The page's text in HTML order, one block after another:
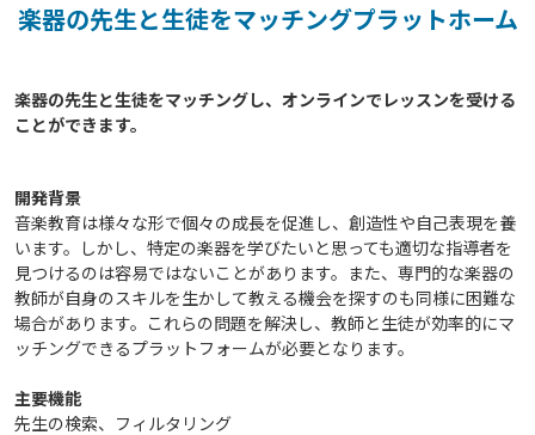
楽器の先生と生徒をマッチングプラットホーム
楽器の先生と生徒をマッチングし、オンラインでレッスンを受ける
開発背景
音楽教育は様々な形で個々の成長を促進し、創造性や自己表現を養
います。しかし、特定の楽器を学びたいと思っても適切な指導者を
見つけるのは容易ではないことがあります。また、専門的な楽器の
教師が自身のスキルを生かして教える機会を探すのも同様に困難な
場合があります。これらの問題を解決し、教師と生徒が効率的にマ
ッチングできるプラットフォームが必要となります。
主要機能
先生の検索、フィルタリング